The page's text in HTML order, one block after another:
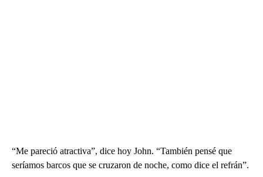
“Me pareció atractiva”, dice hoy John. “También pensé que
seríamos barcos que se cruzaron de noche, como dice el refrán”.